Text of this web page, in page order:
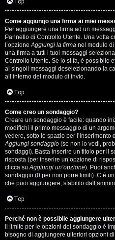
Top
Come aggiungo una firma ai miei
Per aggiungere una firma ad un
Pannello di Controllo Utente. Una volta
l’opzioneAggiungi la firma nel modulo
una firma a tutti i tuoi messaggi
Controllo Utente. Se lo si fa, è possibile
ai singoli messaggi deselezionando la
all’interno del modulo di invio.
Top
Come creo un sondaggio?
Creare un sondaggio è facile: quando
modifichi il primo messaggio di un
vedere, sotto lo spazio per
Aggiungi sondaggio (se non lo vedi,
sondaggi). Basta inserire un titolo per il
risposta (per inserire un’opzione di
clicca suAggiungi un’opzione). Puoi
sondaggio (0 per non porre limiti). C’è
che puoi aggiungere, stabilito
Top
Perché non è possibile aggiungere
Il limite per le opzioni del sondaggio è
bisogno di aggiungere ulteriori opzioni
i
c
a
l
i
d
i
G
i
g
i
D
'
A